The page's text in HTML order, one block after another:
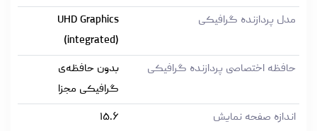
مدل پردازنده گرافیکی
UHD Graphics
(integrated)
حافظه اختصاصی پردازنده گرافیکی
بدون حافظه‌ی
گرافیکی مجزا
اندازه صفحه نمایش
۱۵.۶